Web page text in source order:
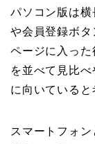
パソコン版は
や会員登録ボタ
ページに入っ
を並べて見比
に向いていると
スマートフォ